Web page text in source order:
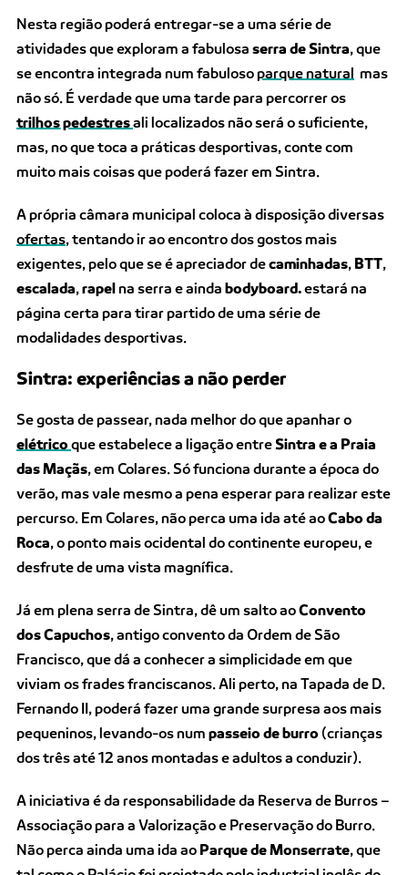
Nesta região poderá entregar-se a uma série de
atividades que exploram a fabulosa serra de Sintra, que
se encontra integrada num fabulosoparque natural mas
não só. É verdade que uma tarde para percorrer os
trilhos pedestresali localizados não será o suficiente,
mas, no que toca a práticas desportivas, conte com
muito mais coisas que poderá fazer em Sintra.
A própria câmara municipal coloca à disposição diversas
ofertas, tentando ir ao encontro dos gostos mais
exigentes, pelo que se é apreciador decaminhadas, BTT,
escalada, rapelna serra e ainda bodyboard.estará na
página certa para tirar partido de uma série de
modalidades desportivas.
Sintra: experiências a não perder
Se gosta de passear, nada melhor do que apanhar o
elétrico que estabelece a ligação entreSintra e a Praia
das Maçãs, em Colares. Só funciona durante a época do
verão, mas vale mesmo a pena esperar para realizar este
percurso. Em Colares, não perca uma ida até aoCabo da
Roca, o ponto mais ocidental do continente europeu, e
desfrute de uma vista magnífica.
Já em plena serra de Sintra, dê um salto aoConvento
dos Capuchos, antigo convento da Ordem de São
Francisco, que dá a conhecer a simplicidade em que
viviam os frades franciscanos. Ali perto, na Tapada de D.
Fernando II, poderá fazer uma grande surpresa aos mais
pequeninos, levando-os num passeio de burro (crianças
dos três até 12 anos montadas e adultos a conduzir).
A iniciativa é da responsabilidade da Reserva de Burros –
Associação para a Valorização e Preservação do Burro.
Não perca ainda uma ida ao Parque de Monserrate, que